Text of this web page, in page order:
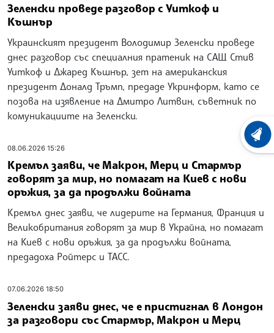
Зеленски проведе разговор с Уиткоф и
Къшнър
Украинският президент Володимир Зеленски проведе
днес разговор със специалния пратеник на САЩ Стив
Уиткоф и Джаред Къшнър, зет на американския
президент Доналд Тръмп, предаде Укринформ, като се
позова на изявление на Дмитро Литвин, съветник по
комуникациите на Зеленски.
08.06.2026 15:26
Кремъл заяви, че Макрон, Мерц и Стармър
говорят за мир, но помагат на Киев с нови
оръжия, за да продължи войната
Кремъл днес заяви, че лидерите на Германия, Франция и
Великобритания говорят за мир в Украйна, но помагат
на Киев с нови оръжия, за да продължи войната,
предадоха Ройтерс и ТАСС.
07.06.2026 18:50
Зеленски заяви днес, че е пристигнал в Лондон
за разговори със Стармър, Макрон и Мерц